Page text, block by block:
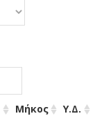
Μήκος
Υ.Δ.